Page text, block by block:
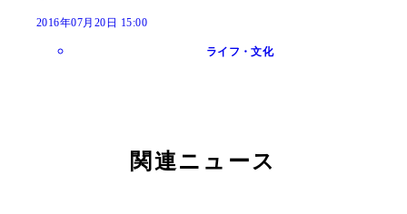
2016年07月20日 15:00
ライフ・文化
関連ニュース